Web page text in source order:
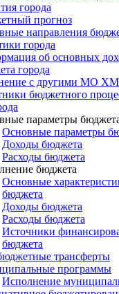
города
прогноз
направления
города
об основных
города
с другими МО
бюджетного
параметры
Основные параметры
Доходы бюджета
Расходы бюджета
бюджета
Основные
бюджета
Доходы бюджета
Расходы бюджета
Источники
бюджета
трансферты
программы
Исполнение